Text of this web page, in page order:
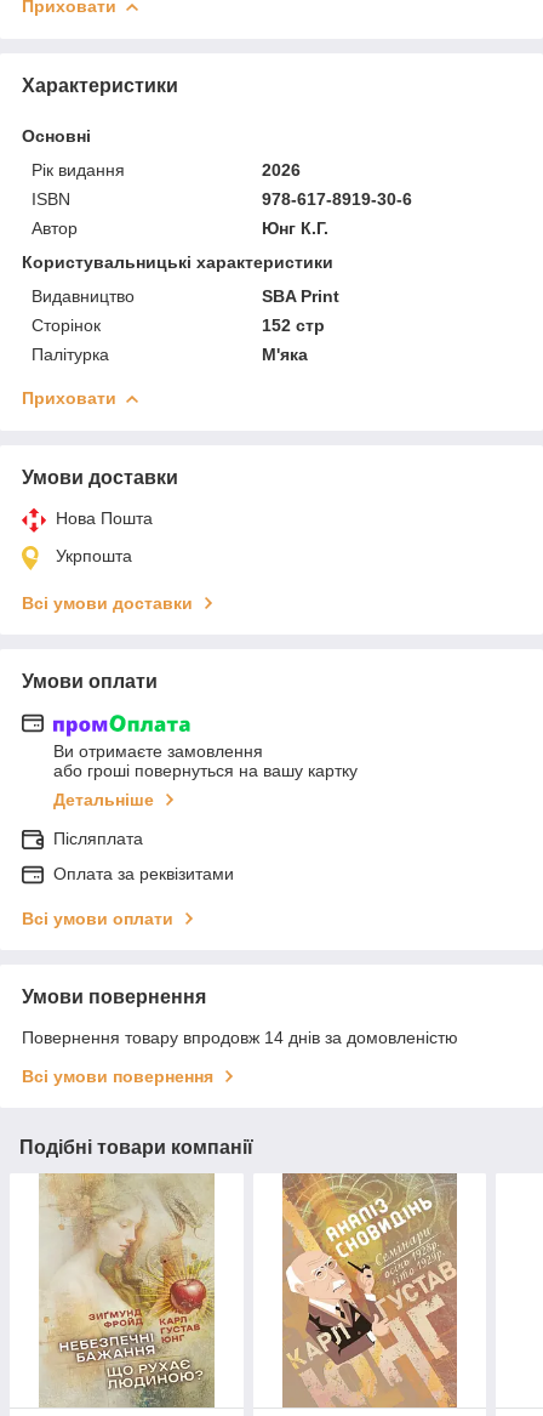
Приховати
Характеристики
Основні
Рік видання
2026
ISBN
978-617-8919-30-6
Автор
Юнг К.Г.
Користувальницькі характеристики
Видавництво
SBA Print
Сторінок
152 стр
Палітурка
М'яка
Приховати
Умови доставки
Нова Пошта
Укрпошта
Всі умови доставки
Умови оплати
Ви отримаєте замовлення
або гроші повернуться на вашу картку
Детальніше
Післяплата
Оплата за реквізитами
Всі умови оплати
Умови повернення
Повернення товару впродовж 14 днів за домовленістю
Всі умови повернення
Подібні товари компанії